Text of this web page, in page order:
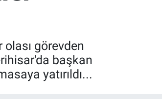
görevden
başkan
yatırıldı...